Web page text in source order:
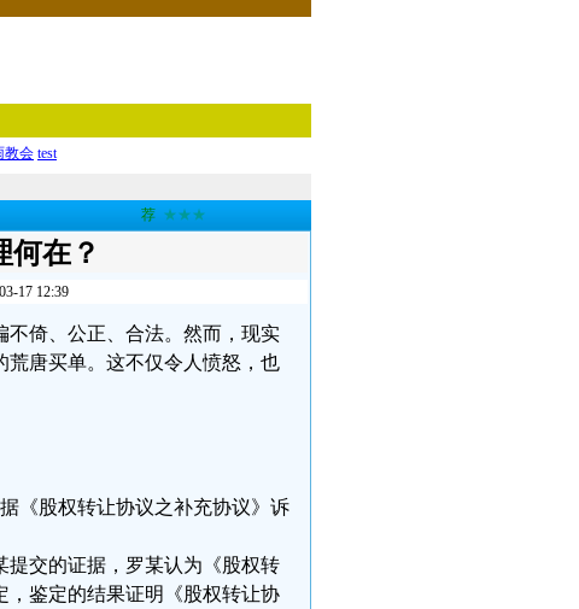
教会 test
荐 ★★★
何在？
17 12:39
倚、公正、合法。然而，现实
唐买单。这不仅令人愤怒，也
《股权转让协议之补充协议》诉
提交的证据，罗某认为《股权转
鉴定的结果证明《股权转让协